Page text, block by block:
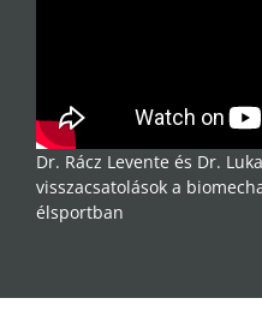
Dr. Rácz Levente és Dr.
visszacsatolások a
élsportban